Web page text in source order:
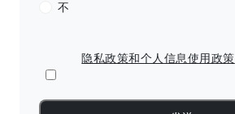
不
隐私政策和个人信息使用政策